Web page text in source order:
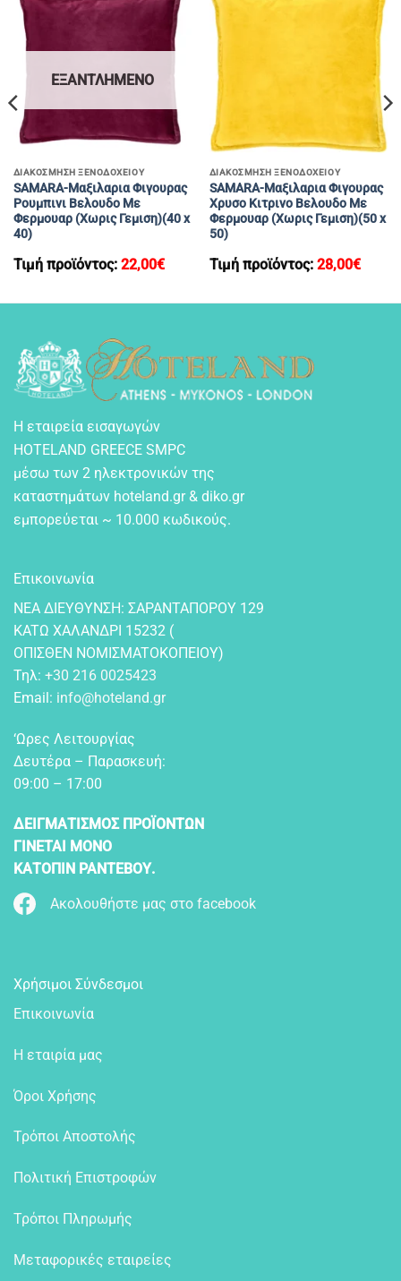
ΕΞΑΝΤΛΗΜΈΝΟ
ΔΙΑΚΟΣΜΗΣΗ ΞΕΝΟΔΟΧΕΙΟΥ
SAMARA-Μαξιλαρια Φιγουρας
Ρουμπινι Βελουδο Με
Φερμουαρ (Χωρις Γεμιση)(40 x
40)
Τιμή προϊόντος: 22,00€
ΔΙΑΚΟΣΜΗΣΗ ΞΕΝΟΔΟΧΕΙΟΥ
SAMARA-Μαξιλαρια Φιγουρας
Χρυσο Κιτρινο Βελουδο Με
Φερμουαρ (Χωρις Γεμιση)(50 x
50)
Τιμή προϊόντος: 28,00€
Η εταιρεία εισαγωγών
HOTELAND GREECE SMPC
μέσω των 2 ηλεκτρονικών της
καταστημάτων hoteland.gr & diko.gr
εμπορεύεται ~ 10.000 κωδικούς.
Επικοινωνία
NEA ΔIEYΘYNΣH: ΣAPANTAΠOPOY 129
KATΩ XAΛANΔPI 15232 (
OΠIΣΘEN NOMIΣMATOKOΠEIOY)
Τηλ: +30 216 0025423
Email: info@hoteland.gr
‘Ωρες Λειτουργίας
Δευτέρα – Παρασκευή:
09:00 – 17:00
ΔΕΙΓΜΑΤΙΣΜΟΣ ΠΡΟΪΟΝΤΩΝ
ΓΙΝΕΤΑΙ ΜΟΝΟ
ΚΑΤΟΠΙΝ ΡΑΝΤΕΒΟΥ.
Ακολουθήστε μας στο facebook
Χρήσιμοι Σύνδεσμοι
Επικοινωνία
Η εταιρία μας
Όροι Χρήσης
Τρόποι Αποστολής
Πολιτική Επιστροφών
Τρόποι Πληρωμής
Μεταφορικές εταιρείες